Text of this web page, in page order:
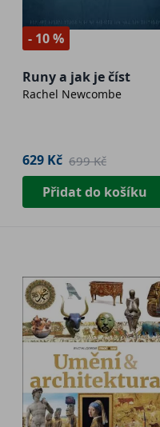
- 10 %
Runy a jak je číst
Rachel Newcombe
629 Kč 699 Kč
Přidat do košíku